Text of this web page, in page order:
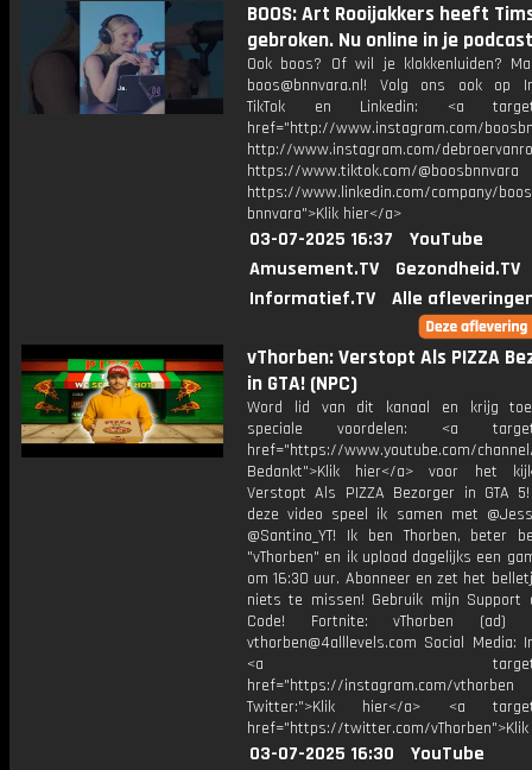
BOOS: Art Rooijakkers heeft
gebroken. Nu online in je
Ook boos? Of wil je klokkenluiden?
boos@bnnvara.nl! Volg ons ook op
TikTok en Linkedin: <a
href="http://www.instagram.com/
http://www.instagram.com/
https://www.tiktok.com/@boosbnnvara
https://www.linkedin.com/company/
bnnvara">Klik hier</a>
03-07-2025 16:37
YouTube
Amusement.TV
Gezondheid.TV
Informatief.TV
Alle
vThorben: Verstopt Als PIZZA
in GTA! (NPC)
Word lid van dit kanaal en krijg
speciale voordelen: <a
href="https://www.youtube.com/channel/
Bedankt">Klik hier</a> voor het
Verstopt Als PIZZA Bezorger in GTA
deze video speel ik samen met
@Santino_YT! Ik ben Thorben, beter
"vThorben" en ik upload dagelijks een
om 16:30 uur. Abonneer en zet het
niets te missen! Gebruik mijn Support
Code! Fortnite: vThorben (ad)
vthorben@4alllevels.com Social Media:
<a
href="https://instagram.com/vthorben
Twitter:">Klik hier</a> <a
href="https://twitter.com/
03-07-2025 16:30
YouTube